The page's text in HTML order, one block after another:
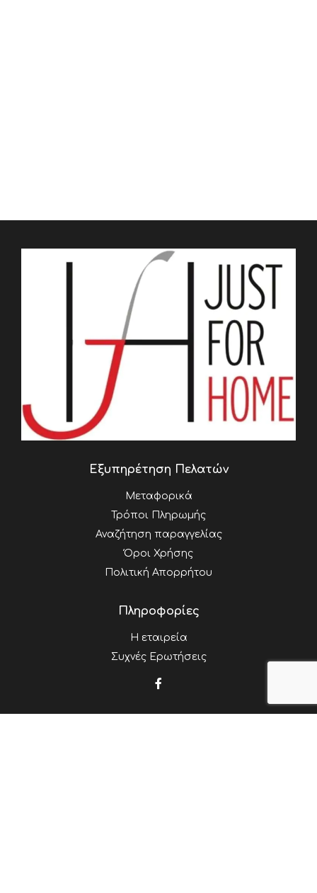
Εξυπηρέτηση Πελατών
Μεταφορικά
Τρόποι Πληρωμής
Αναζήτηση παραγγελίας
Όροι Χρήσης
Πολιτική Απορρήτου
Πληροφορίες
Η εταιρεία
Συχνές Ερωτήσεις